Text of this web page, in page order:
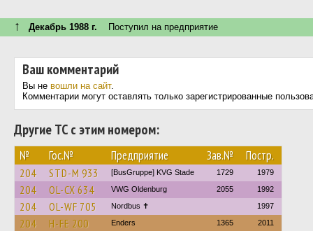
↑ Декабрь 1988 г. Поступил на предприятие
Ваш комментарий
Вы не вошли на сайт.
Комментарии могут оставлять только зарегистрированные
Другие ТС с этим номером:
№ Гос.№ Предприятие Зав.№ Постр.
204 STD-M 933 [BusGruppe] KVG Stade 1729 1979
204 OL-CX 634 VWG Oldenburg 2055 1992
204 OL-WF 705 Nordbus ✝ 1997
204 H-FE 200 Enders 1365 2011